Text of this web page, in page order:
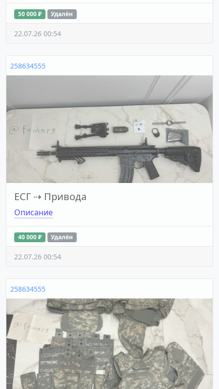
50 000 ₽ Удалён
22.07.26 00:54
258634555
ЕСГ ⇢ Привода
Описание
40 000 ₽ Удалён
22.07.26 00:54
258634555